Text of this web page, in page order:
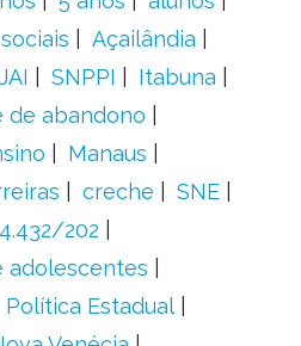
Açailândia
SNPPI
Itabuna
de abandono
Manaus
creche
SNE
202
adolescentes
Política Estadual